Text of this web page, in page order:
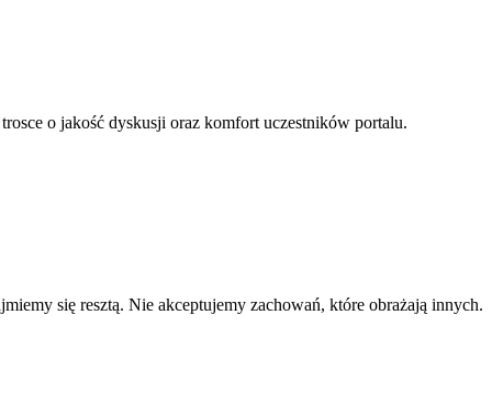
o jakość dyskusji oraz komfort uczestników portalu.
się resztą. Nie akceptujemy zachowań, które obrażają innych.